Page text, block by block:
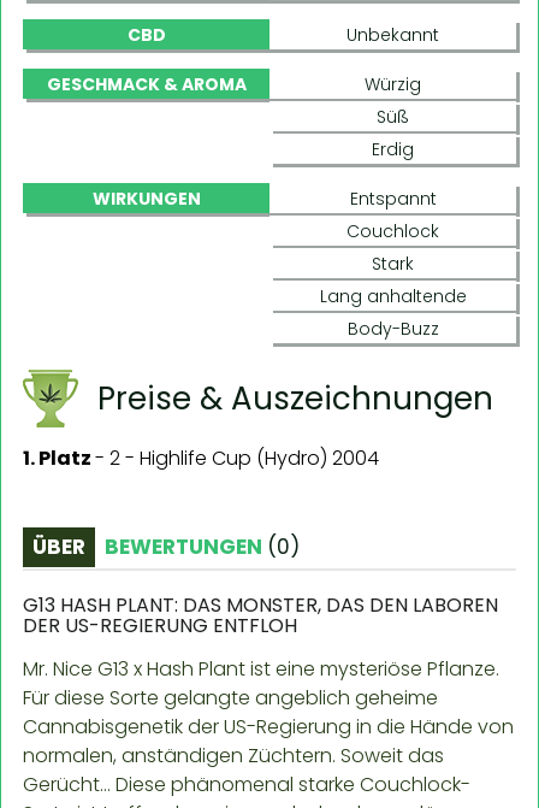
CBD Unbekannt
GESCHMACK & AROMA
Würzig
Süß
Erdig
WIRKUNGEN
Entspannt
Couchlock
Stark
Lang anhaltende
Body-Buzz
Preise & Auszeichnungen
1. Platz- 2 - Highlife Cup (Hydro) 2004
ÜBER BEWERTUNGEN (0)
G13 HASH PLANT: DAS MONSTER, DAS DEN LABOREN
DER US-REGIERUNG ENTFLOH
Mr. Nice G13 x Hash Plant ist eine mysteriöse Pflanze.
Für diese Sorte gelangte angeblich geheime
Cannabisgenetik der US-Regierung in die Hände von
normalen, anständigen Züchtern. Soweit das
Gerücht... Diese phänomenal starke Couchlock-